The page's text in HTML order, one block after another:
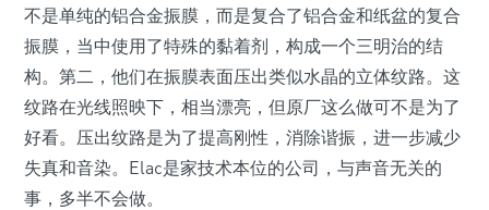
不是单纯的铝合金振膜，而是复合了铝合金和纸盆的复合
振膜，当中使用了特殊的黏着剂，构成一个三明治的结
构。第二，他们在振膜表面压出类似水晶的立体纹路。这
纹路在光线照映下，相当漂亮，但原厂这么做可不是为了
好看。压出纹路是为了提高刚性，消除谐振，进一步减少
失真和音染。Elac是家技术本位的公司，与声音无关的
事，多半不会做。